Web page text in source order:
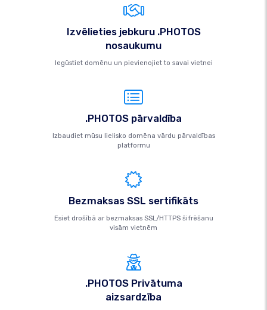
Izvēlieties jebkuru .PHOTOS
nosaukumu
Iegūstiet domēnu un pievienojiet to savai vietnei
.PHOTOS pārvaldība
Izbaudiet mūsu lielisko domēna vārdu pārvaldības
platformu
Bezmaksas SSL sertifikāts
Esiet drošībā ar bezmaksas SSL/HTTPS šifrēšanu
visām vietnēm
.PHOTOS Privātuma
aizsardzība